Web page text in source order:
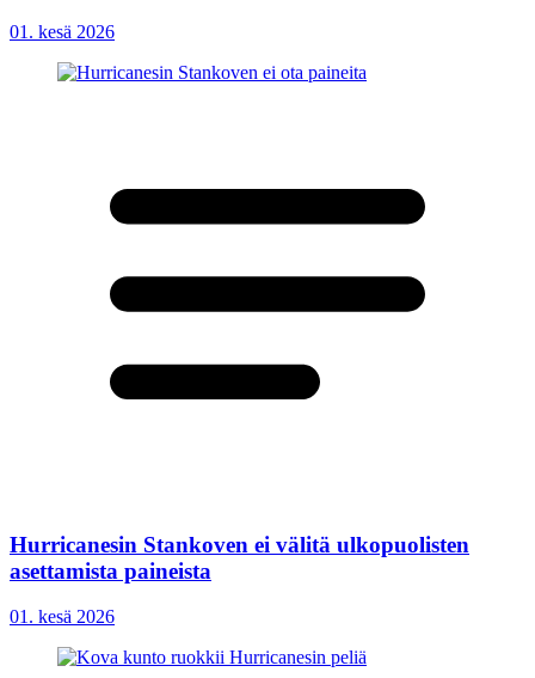
01. kesä 2026
Hurricanesin Stankoven ei välitä ulkopuolisten
asettamista paineista
01. kesä 2026